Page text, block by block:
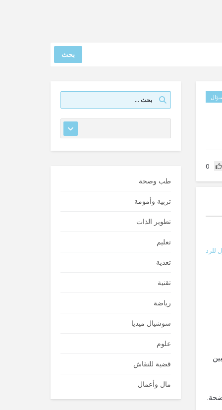
بحث
0
للرد
من المصابيين
طب وصحة
تربية وأمومة
تطوير الذات
تعليم
تغذية
تقنية
رياضة
سوشيال ميديا
علوم
قضية للنقاش
مال وأعمال